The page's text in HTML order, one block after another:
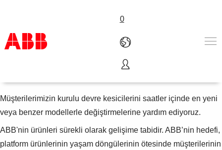
0
Ürünler ve Çözümler
Hakkımızda
Satış noktaları
Bize ulaşın
Yenisi ile Değiştirme
Müşterilerimizin kurulu devre kesicilerini saatler içinde en yeni
veya benzer modellerle değiştirmelerine yardım ediyoruz.
ABB'nin ürünleri sürekli olarak gelişime tabidir. ABB’nin hedefi,
platform ürünlerinin yaşam döngülerinin ötesinde müşterilerinin